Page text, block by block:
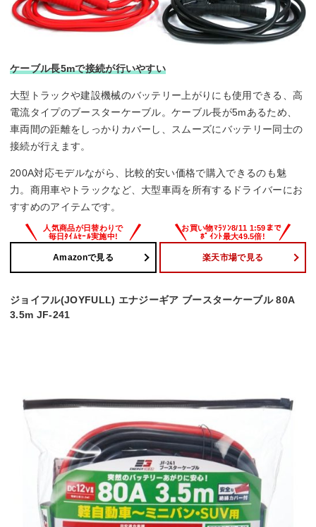
ケーブル長5mで接続が行いやすい
大型トラックや建設機械のバッテリー上がりにも使用できる、高
電流タイプのブースターケーブル。ケーブル長が5mあるため、
車両間の距離をしっかりカバーし、スムーズにバッテリー同士の
接続が行えます。
200A対応モデルながら、比較的安い価格で購入できるのも魅
力。商用車やトラックなど、大型車両を所有するドライバーにお
すすめのアイテムです。
Amazonで見る 楽天市場で見る
ジョイフル(JOYFULL) エナジーギア ブースターケーブル 80A
3.5m JF-241